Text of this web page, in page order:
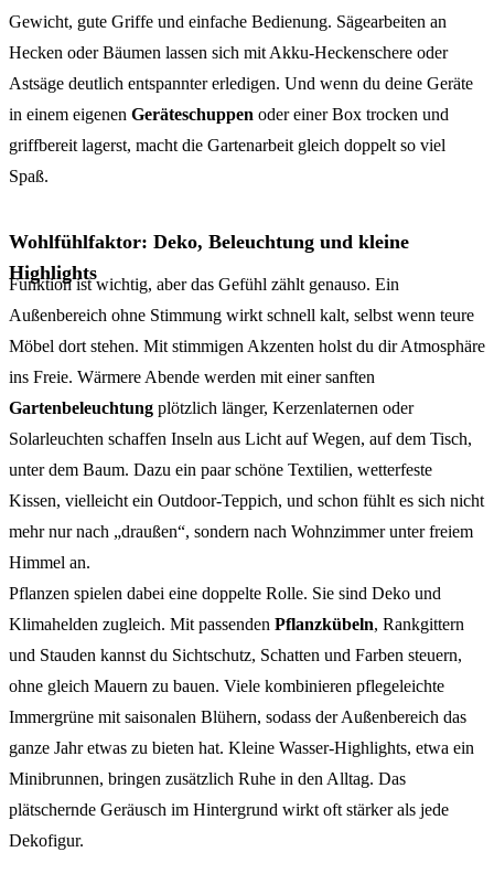
Gewicht, gute Griffe und einfache Bedienung. Sägearbeiten an
Hecken oder Bäumen lassen sich mit Akku-Heckenschere oder
Astsäge deutlich entspannter erledigen. Und wenn du deine Geräte
in einem eigenen Geräteschuppen oder einer Box trocken und
griffbereit lagerst, macht die Gartenarbeit gleich doppelt so viel
Spaß.
Wohlfühlfaktor: Deko, Beleuchtung und kleine
Highlights
Funktion ist wichtig, aber das Gefühl zählt genauso. Ein
Außenbereich ohne Stimmung wirkt schnell kalt, selbst wenn teure
Möbel dort stehen. Mit stimmigen Akzenten holst du dir Atmosphäre
ins Freie. Wärmere Abende werden mit einer sanften
Gartenbeleuchtung plötzlich länger, Kerzenlaternen oder
Solarleuchten schaffen Inseln aus Licht auf Wegen, auf dem Tisch,
unter dem Baum. Dazu ein paar schöne Textilien, wetterfeste
Kissen, vielleicht ein Outdoor-Teppich, und schon fühlt es sich nicht
mehr nur nach „draußen“, sondern nach Wohnzimmer unter freiem
Himmel an.
Pflanzen spielen dabei eine doppelte Rolle. Sie sind Deko und
Klimahelden zugleich. Mit passenden Pflanzkübeln, Rankgittern
und Stauden kannst du Sichtschutz, Schatten und Farben steuern,
ohne gleich Mauern zu bauen. Viele kombinieren pflegeleichte
Immergrüne mit saisonalen Blühern, sodass der Außenbereich das
ganze Jahr etwas zu bieten hat. Kleine Wasser-Highlights, etwa ein
Minibrunnen, bringen zusätzlich Ruhe in den Alltag. Das
plätschernde Geräusch im Hintergrund wirkt oft stärker als jede
Dekofigur.